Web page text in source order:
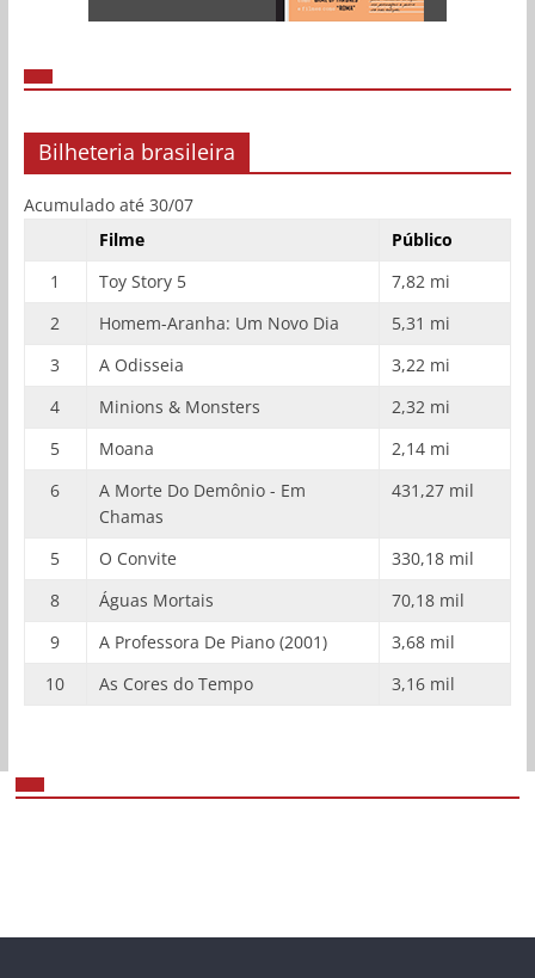
Bilheteria brasileira
Acumulado até 30/07
Filme
Público
1
Toy Story 5
7,82 mi
2
Homem-Aranha: Um Novo Dia
5,31 mi
3
A Odisseia
3,22 mi
4
Minions & Monsters
2,32 mi
5
Moana
2,14 mi
6
A Morte Do Demônio - Em
Chamas
431,27 mil
5 O Convite
330,18 mil
8
Águas Mortais
70,18 mil
9
A Professora De Piano (2001)
3,68 mil
10
As Cores do Tempo 3,16 mil